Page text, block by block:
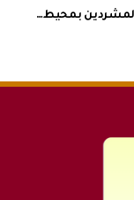
بمحيط…